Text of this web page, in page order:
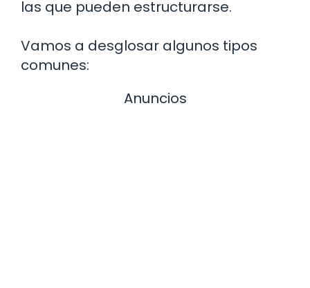
las que pueden estructurarse.
Vamos a desglosar algunos tipos
comunes:
Anuncios